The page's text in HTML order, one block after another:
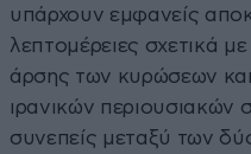
υπάρχουν εμφανείς
λεπτομέρειες σχετικά
άρσης των κυρώσεων
ιρανικών περιουσιακών
συνεπείς μεταξύ των